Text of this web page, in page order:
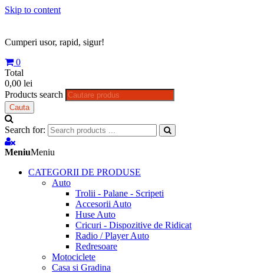
Skip to content
Cumperi usor, rapid, sigur!
0
Total
0,00 lei
Products search
Cauta
Search for:
MeniuMeniu
CATEGORII DE PRODUSE
Auto
Trolii - Palane - Scripeti
Accesorii Auto
Huse Auto
Cricuri - Dispozitive de Ridicat
Radio / Player Auto
Redresoare
Motociclete
Casa si Gradina